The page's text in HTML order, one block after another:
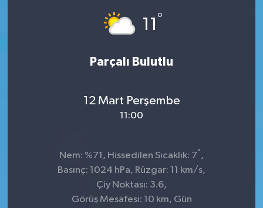
11 °
Parçalı Bulutlu
12 Mart Perşembe
11:00
Nem: %71, Hissedilen Sıcaklık: 7° ,
Basınç: 1024 hPa, Rüzgar: 11 km/s,
Çiy Noktası: 3.6,
Görüş Mesafesi: 10 km, Gün
Tarih - Kültür - Sanat - Turizm